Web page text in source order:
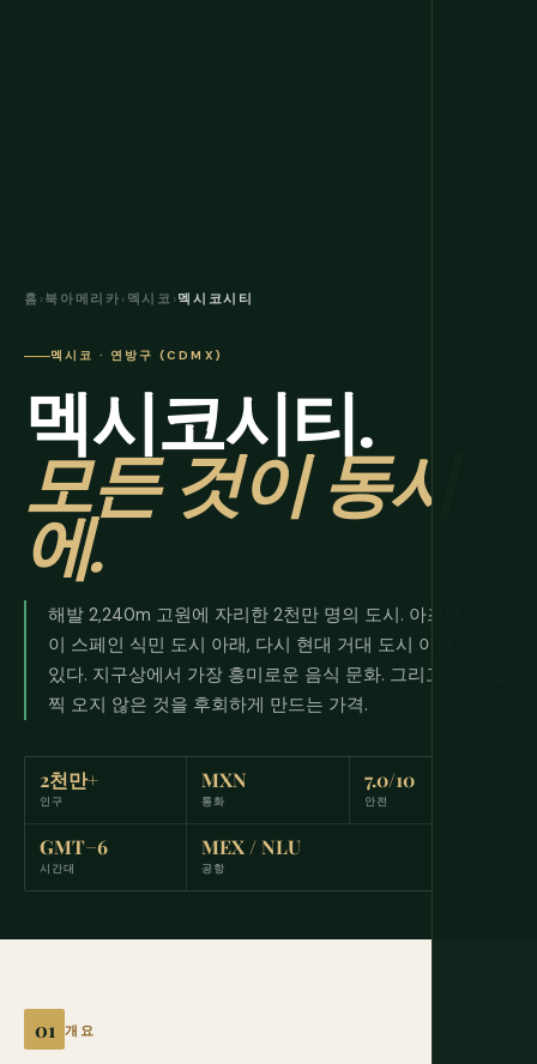
홈 ›북아메리카 › 멕시코 ›멕시코시티
멕시코 · 연방구 (CDMX)
멕시코시티.
모든 것이 동시
에.
해발 2,240m 고원에 자리한 2천만 명의 도시. 아즈텍 제국
이 스페인 식민 도시 아래, 다시 현대 거대 도시 아래 묻혀
있다. 지구상에서 가장 흥미로운 음식 문화. 그리고 너무 일
찍 오지 않은 것을 후회하게 만드는 가격.
2천만+
인구
MXN
통화
7.0/10
안전
GMT−6
시간대
MEX / NLU
공항
개요